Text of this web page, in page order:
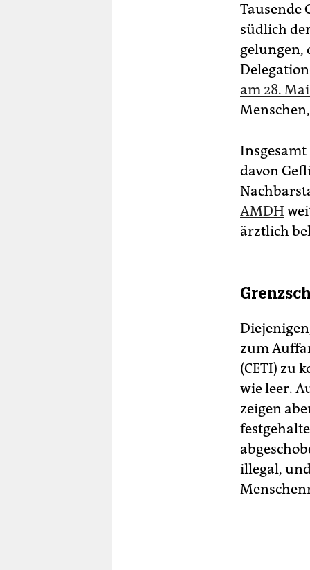
Tausende
südlich
gelungen,
am 28.
Insgesamt
davon
AMDH
ärztlich
zum
(CETI) zu
wie leer.
zeigen
illegal,